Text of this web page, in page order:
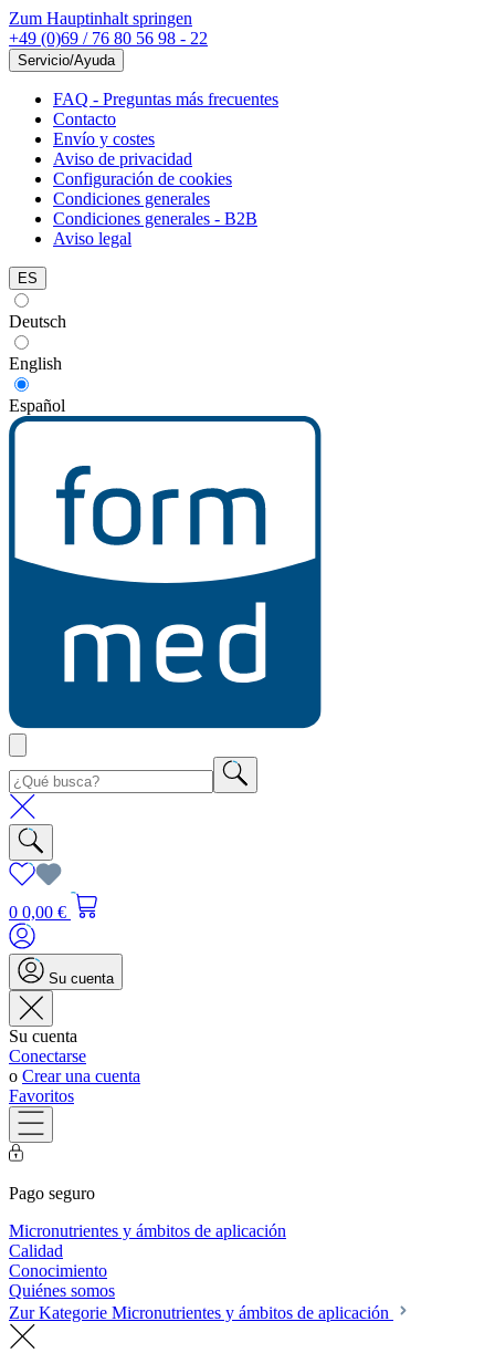
Zum Hauptinhalt springen
+49 (0)69 / 76 80 56 98 - 22
Servicio/Ayuda
FAQ - Preguntas más frecuentes
Contacto
Envío y costes
Aviso de privacidad
Configuración de cookies
Condiciones generales
Condiciones generales - B2B
Aviso legal
ES
Deutsch
English
Español
0 0,00 €
Su cuenta
Su cuenta
Conectarse
o Crear una cuenta
Favoritos
Pago seguro
Micronutrientes y ámbitos de aplicación
Calidad
Conocimiento
Quiénes somos
Zur Kategorie Micronutrientes y ámbitos de aplicación